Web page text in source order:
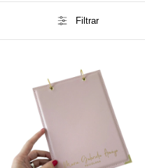
Filtrar